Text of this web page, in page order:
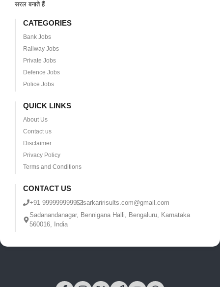
सरल बनाते हैं
CATEGORIES
Bank Jobs
Railway Jobs
Private Jobs
Defence Jobs
Police Jobs
QUICK LINKS
About Us
Contact us
Disclaimer
Privacy Policy
Terms and Conditions
CONTACT US
+91 9999999999
sarkaririsults.com@gmail.com
Sadanandanagar, Bennigana Halli, Bengaluru, Karnataka
560016, India